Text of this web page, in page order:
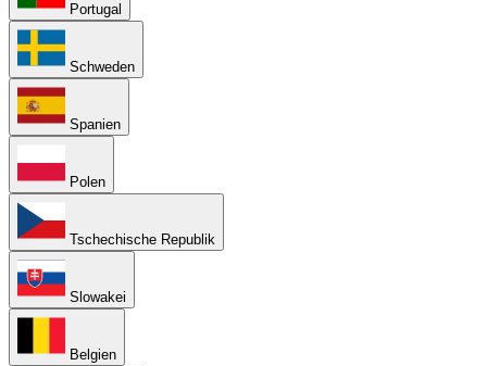
Portugal
Schweden
Spanien
Polen
Tschechische Republik
Slowakei
Belgien